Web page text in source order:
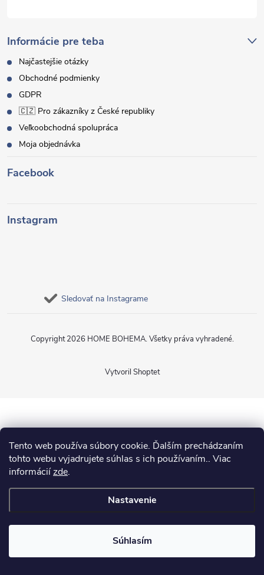
Tento web používa súbory cookie. Ďalším prechádzaním
tohto webu vyjadrujete súhlas s ich používaním.. Viac
informáciízde.
Nastavenie
Súhlasím
Informácie pre teba
Najčastejšie otázky
Obchodné podmienky
GDPR
🇨🇿 Pro zákazníky z České republiky
Veľkoobchodná spolupráca
Moja objednávka
Facebook
Instagram
Sledovať na Instagrame
Vytvoril Shoptet
Copyright 2026 HOME BOHEMA. Všetky práva vyhradené.